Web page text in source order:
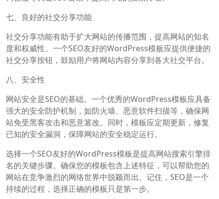
七、良好的社交分享功能
社交分享功能有助于扩大网站的传播范围，提高网站的知名
度和权威性。一个SEO友好的WordPress模板应提供便捷的
社交分享按钮，鼓励用户将网站内容分享到各大社交平台。
八、安全性
网站安全是SEO的基础。一个优秀的WordPress模板应具备
强大的安全防护机制，如防火墙、恶意软件扫描等，确保网
站免受黑客攻击和恶意篡改。同时，模板应定期更新，修复
已知的安全漏洞，保障网站的安全稳定运行。
选择一个SEO友好的WordPress模板是提高网站搜索引擎排
名的关键步骤。确保您的模板包含上述特征，可以帮助您的
网站在竞争激烈的网络世界中脱颖而出。记住，SEO是一个
持续的过程，选择正确的模板只是第一步。